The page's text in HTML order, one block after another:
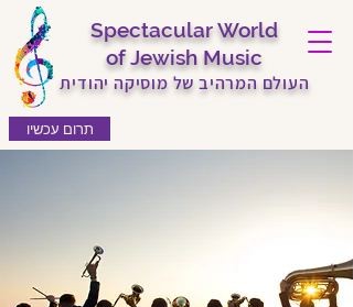
תרום עכשיו
Spectacular World
of Jewish Music
העולם המרהיב של מוסיקה יהודית